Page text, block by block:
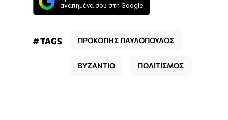
αγαπημένα σου στη Google
# TAGS ΠΡΟΚΟΠΗΣ ΠΑΥΛΟΠΟΥΛΟΣ
ΒΥΖΑΝΤΙΟ ΠΟΛΙΤΙΣΜΟΣ